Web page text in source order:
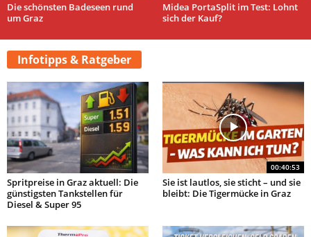
Die schönsten Badeseen rund
um Graz
Midea PortaSplit im Test: Lohnt
sich der Kauf?
Infotipps & Ratgeber
Spritpreise in Graz aktuell: Die
günstigsten Tankstellen für
Diesel & Super 95
00:40:53
Sie ist lautlos, sie sticht – und sie
bleibt: Die Tigermücke in Graz